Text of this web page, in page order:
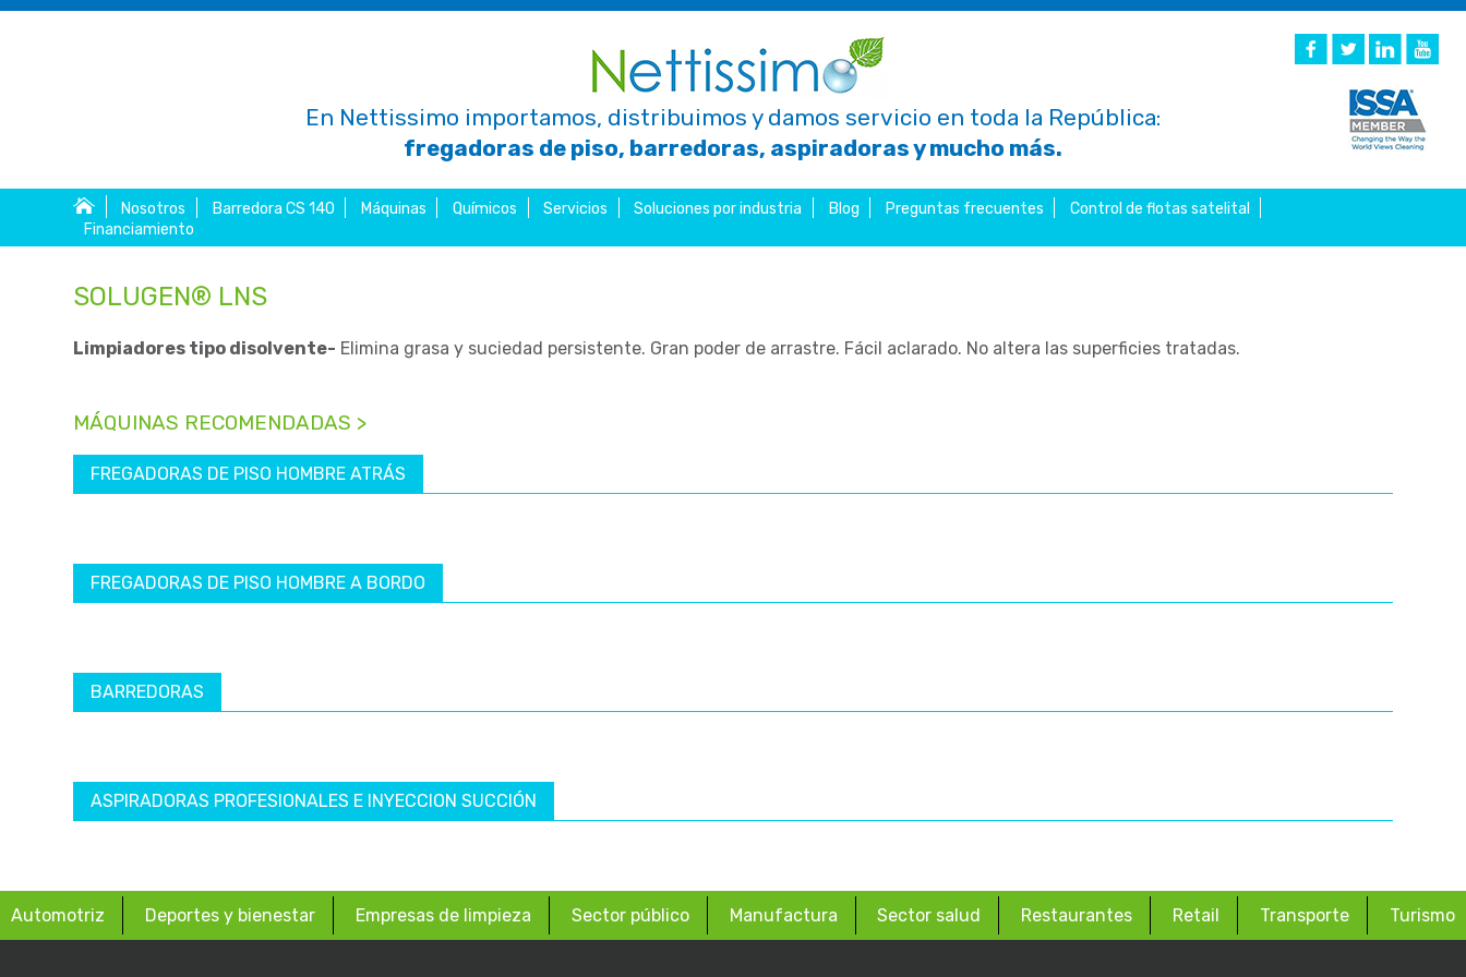
En Nettissimo importamos, distribuimos y damos servicio en toda la República:
fregadoras de piso, barredoras, aspiradoras y mucho más.
Nosotros Barredora CS 140 Máquinas Químicos Servicios Soluciones por industria Blog Preguntas frecuentes
Control de flotas satelital
Financiamiento
SOLUGEN® LNS
Limpiadores tipo disolvente- Elimina grasa y suciedad persistente. Gran poder de arrastre. Fácil aclarado. No altera las superficies tratadas.
MÁQUINAS RECOMENDADAS >
FREGADORAS DE PISO HOMBRE ATRÁS
FREGADORAS DE PISO HOMBRE A BORDO
BARREDORAS
ASPIRADORAS PROFESIONALES E INYECCION SUCCIÓN
Automotriz Deportes y bienestar Empresas de limpieza Sector público Manufactura Sector salud Restaurantes Retail Transporte Turismo